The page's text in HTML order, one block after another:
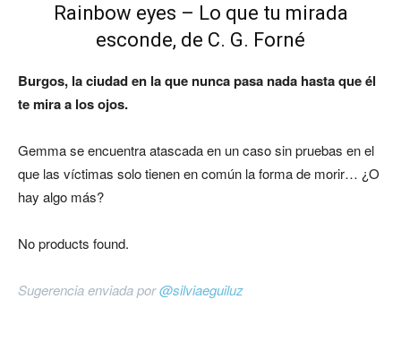
Rainbow eyes – Lo que tu mirada
esconde, de C. G. Forné
Burgos, la ciudad en la que nunca pasa nada hasta que él
te mira a los ojos.
Gemma se encuentra atascada en un caso sin pruebas en el
que las víctimas solo tienen en común la forma de morir… ¿O
hay algo más?
No products found.
Sugerencia enviada por@silviaeguiluz